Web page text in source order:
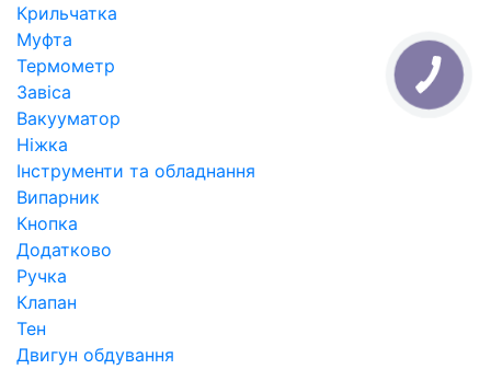
Крильчатка
Муфта
Термометр
Завіса
Вакууматор
Ніжка
Інструменти та обладнання
Випарник
Кнопка
Додатково
Ручка
Клапан
Тен
Двигун обдування